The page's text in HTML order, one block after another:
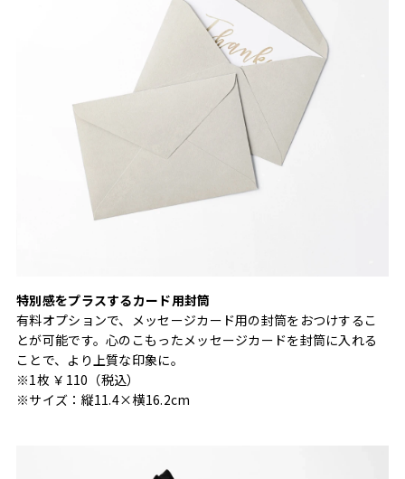
特別感をプラスするカード用封筒
有料オプションで、メッセージカード用の封筒をおつけするこ
とが可能です。心のこもったメッセージカードを封筒に入れる
ことで、より上質な印象に。
※1枚 ￥110（税込）
※サイズ：縦11.4×横16.2cm